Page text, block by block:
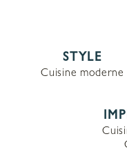
STYLE
Cuisine moderne